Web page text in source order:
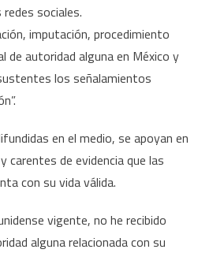
sociales.
imputación, procedimiento
de autoridad alguna en México y
los señalamientos
en el medio, se apoyan en
carentes de evidencia que las
con su vida válida.
vigente, no he recibido
alguna relacionada con su